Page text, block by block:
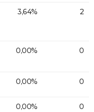
3,64% 2
0,00% 0
0,00% 0
0,00% 0